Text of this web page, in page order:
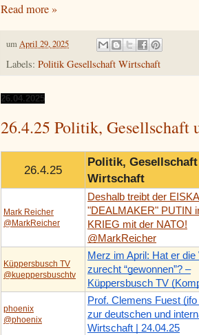
Read more »
umApril 29, 2025
Labels: Politik Gesellschaft Wirtschaft
26.04.2025
26.4.25 Politik, Gesellschaft
26.4.25
Politik,
Wirtschaft
Mark Reicher
@MarkReicher
Deshalb treibt der
"DEALMAKER" PUTIN
KRIEG mit der NATO!
@MarkReicher
Küppersbusch TV
@kueppersbuschtv
Merz im April: Hat er die
zurecht “gewonnen”? –
Küppersbusch TV
phoenix
@phoenix
Prof. Clemens Fuest
zur deutschen und
Wirtschaft | 24.04.25